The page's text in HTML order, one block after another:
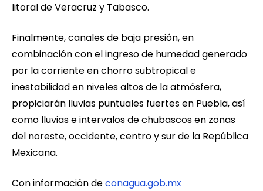
litoral de Veracruz y Tabasco.
Finalmente, canales de baja presión, en
combinación con el ingreso de humedad generado
por la corriente en chorro subtropical e
inestabilidad en niveles altos de la atmósfera,
propiciarán lluvias puntuales fuertes en Puebla, así
como lluvias e intervalos de chubascos en zonas
del noreste, occidente, centro y sur de la República
Mexicana.
Con información deconagua.gob.mx